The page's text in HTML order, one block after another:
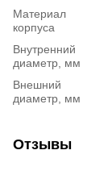
Материал
корпуса
Внутренний
диаметр, мм
Внешний
диаметр, мм
Отзывы